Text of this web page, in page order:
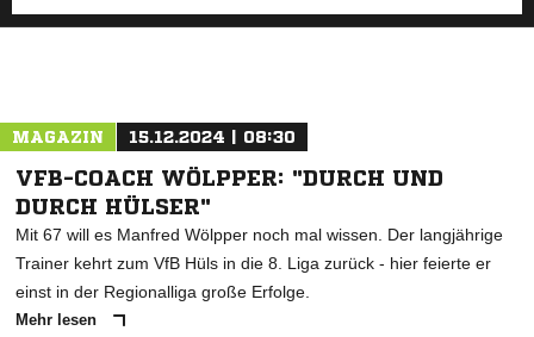
MAGAZIN 15.12.2024 | 08:30
VFB-COACH WÖLPPER: "DURCH UND
DURCH HÜLSER"
Mit 67 will es Manfred Wölpper noch mal wissen. Der langjährige
Trainer kehrt zum VfB Hüls in die 8. Liga zurück - hier feierte er
einst in der Regionalliga große Erfolge.
Mehr lesen